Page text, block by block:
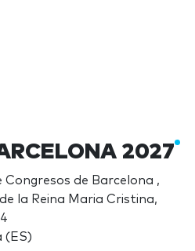
2027
Congresos de Barcelona ,
la Reina Maria Cristina,
(ES)